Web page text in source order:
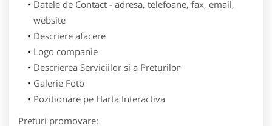
Datele de Contact - adresa, telefoane, fax, email,
website
Descriere afacere
Logo companie
Descrierea Serviciilor si a Preturilor
Galerie Foto
Pozitionare pe Harta Interactiva
Preturi promovare: